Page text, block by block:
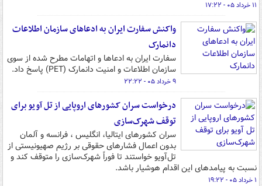
۱۱ خرداد ۰۵ - ۱۷:۲۲
واکنش سفارت ایران به ادعاهای سازمان اطلاعات
دانمارک
سفارت ایران به ادعاها و اتهامات مطرح شده از سوی
سازمان اطلاعات و امنیت دانمارک (PET) پاسخ داد.
۹ خرداد ۰۵ - ۲۲:۲۲
درخواست سران کشورهای اروپایی از تل آویو برای
توقف شهرک‌سازی
سران کشورهای ایتالیا، انگلیس ، فرانسه و آلمان
بدون اعمال فشارهای حقوقی بر رژیم صهیونیستی از
تل‌آویو خواستند تا فوراً شهرک‌سازی را متوقف کند و
نسبت به پیامدهای این اقدام هوشیار باشد.
۱ خرداد ۰۵ - ۱۹:۲۲